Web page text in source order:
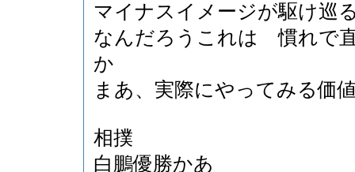
マイナスイメージが駆け巡
なんだろうこれは 慣れで
か
まあ、実際にやってみる価
相撲
白鵬優勝かあ